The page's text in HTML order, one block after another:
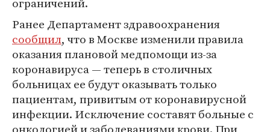
Ранее Департамент здравоохранения
сообщил, что в Москве изменили правила
оказания плановой медпомощи из-за
коронавируса — теперь в столичных
больницах ее будут оказывать только
пациентам, привитым от коронавирусной
инфекции. Исключение составят больные с